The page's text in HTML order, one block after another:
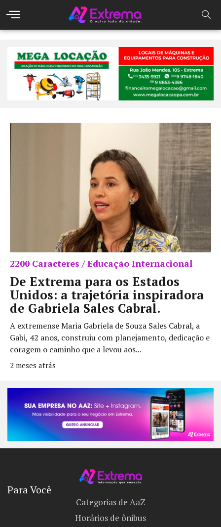
2200 Caracteres / Educação Internacional
De Extrema para os Estados
Unidos: a trajetória inspiradora
de Gabriela Sales Cabral.
A extremense Maria Gabriela de Souza Sales Cabral, a
Gabi, 42 anos, construiu com planejamento, dedicação e
coragem o caminho que a levou aos...
2 meses atrás
Para Você
Categorias de AaZ
Horários de ônibus